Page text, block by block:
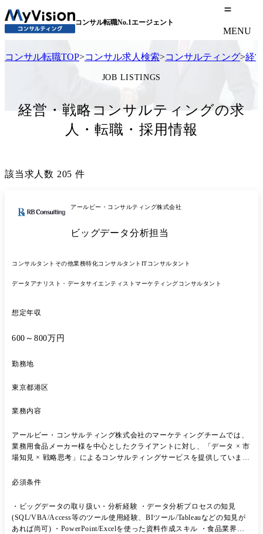
コンサル転職No.1エージェント
MENU
コンサル転職TOP>コンサル求人検索>コンサルティング>経
JOB LISTINGS
経営・戦略コンサルティングの求
人・転職・採用情報
該当求人数 205 件
アールビー・コンサルティング株式会社
ビッグデータ分析担当
コンサルタント その他業務特化コンサルタント ITコンサルタント
データアナリスト・データサイエンティストマーケティングコンサルタント
想定年収
600～800万円
勤務地
東京都港区
業務内容
アールビー・コンサルティング株式会社のマーケティングチームでは、
業務用食品メーカー様を中心としたクライアントに対し、「データ × 市
場知見 × 戦略思考」によるコンサルティングサービスを提供していま
場調査レポートを活用し、マーケティング戦略を設計・提案・実行まで
析テーマの企画立案 - 各事業部門の課題を把握し、解決に向けた分析
テーマの設計をご担当いただきます。 ・KPI設計および業績指標の可視
化 - 経営層・事業責任者の意思決定を支えるため、主要指標の設計お
必須条件
・ビッグデータの取り扱い・分析経験 ・データ分析プロセスの知見
(SQL/VBA/Access等のツール使用経験、BIツール/Tableauなどの知見が
あれば尚可) ・PowerPoint/Excelを使った資料作成スキル ・食品業界・